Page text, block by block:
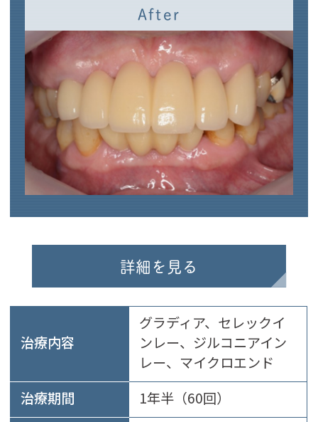
After
詳細を見る
治療内容
グラディア、セレックイ
ンレー、ジルコニアイン
レー、マイクロエンド
治療期間
1年半（60回）